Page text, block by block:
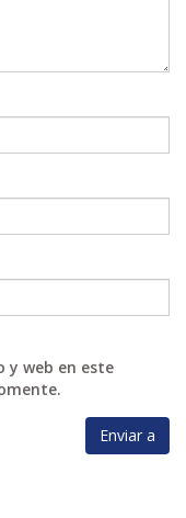
y web en este